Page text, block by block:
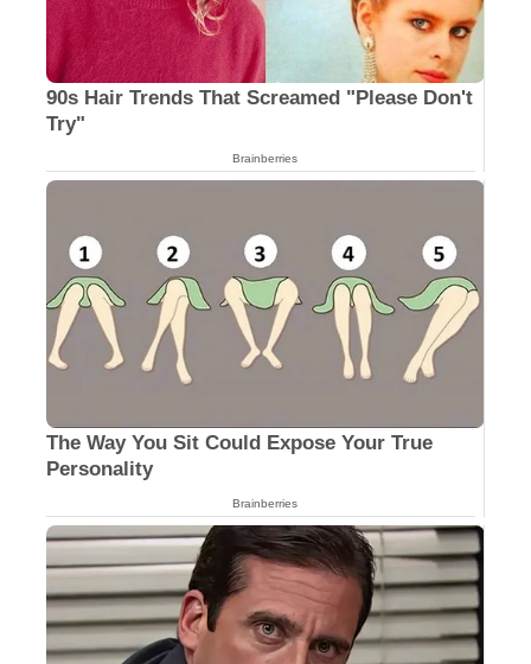
90s Hair Trends That Screamed "Please Don't
Try"
Brainberries
The Way You Sit Could Expose Your True
Personality
Brainberries